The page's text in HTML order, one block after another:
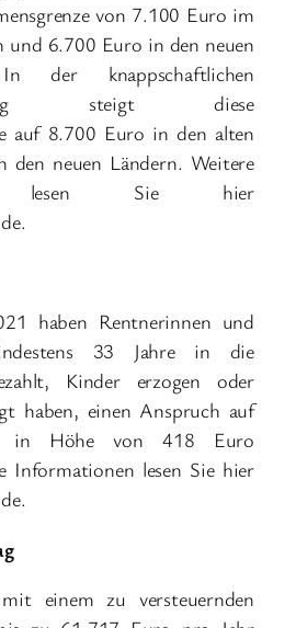
von 7.100 Euro im
und 6.700 Euro in den neuen
In der knappschaftlichen
steigt diese
auf 8.700 Euro in den alten
neuen Ländern. Weitere
lesen Sie hier
haben Rentnerinnen und
33 Jahre in die
Kinder erzogen oder
haben, einen Anspruch auf
in Höhe von 418 Euro
Informationen lesen Sie hier
einem zu versteuernden